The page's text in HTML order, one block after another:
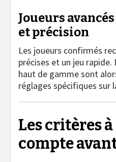
Joueurs
et précision
Les joueurs confirmés
précises et un jeu
haut de gamme sont
réglages spécifiques sur
Les critères
compte